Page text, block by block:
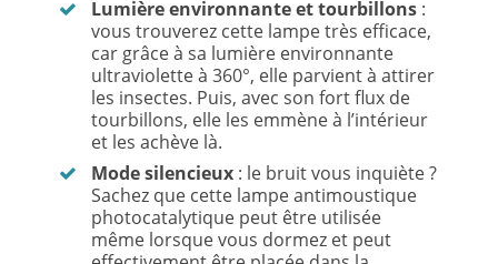
Lumière environnante et tourbillons :
vous trouverez cette lampe très efficace,
car grâce à sa lumière environnante
ultraviolette à 360°, elle parvient à attirer
les insectes. Puis, avec son fort flux de
tourbillons, elle les emmène à l’intérieur
et les achève là.
Mode silencieux : le bruit vous inquiète ?
Sachez que cette lampe antimoustique
photocatalytique peut être utilisée
même lorsque vous dormez et peut